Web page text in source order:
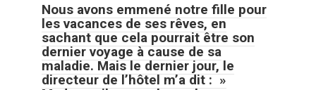
Nous avons emmené notre fille pour
les vacances de ses rêves, en
sachant que cela pourrait être son
dernier voyage à cause de sa
maladie. Mais le dernier jour, le
directeur de l’hôtel m’a dit : »